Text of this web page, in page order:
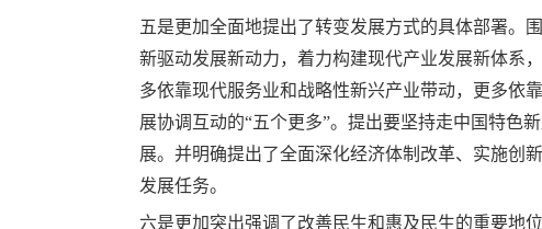
五是更加全面地提出了转变发展方式的具体部署。
新驱动发展新动力，着力构建现代产业发展新体系
多依靠现代服务业和战略性新兴产业带动，更多依
展协调互动的“五个更多”。提出要坚持走中国特色
展。并明确提出了全面深化经济体制改革、实施创
发展任务。
六是更加突出强调了改善民生和惠及民生的重要地